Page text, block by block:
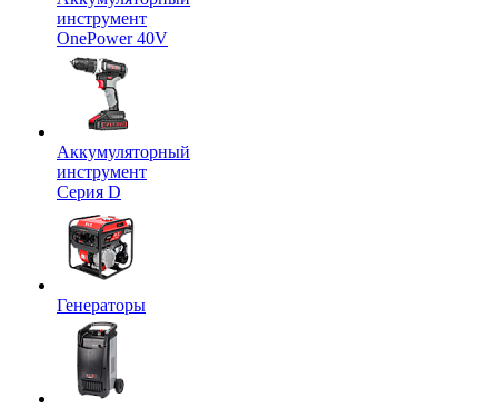
инструмент
OnePower 40V
Аккумуляторный
инструмент
Серия D
Генераторы